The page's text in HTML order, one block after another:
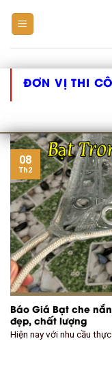
NHỰA
PHÁTĐƠN VỊ THI
Báo Giá Bạt che
đẹp, chất lượng
Hiện nay với nhu cầu
08
Th2